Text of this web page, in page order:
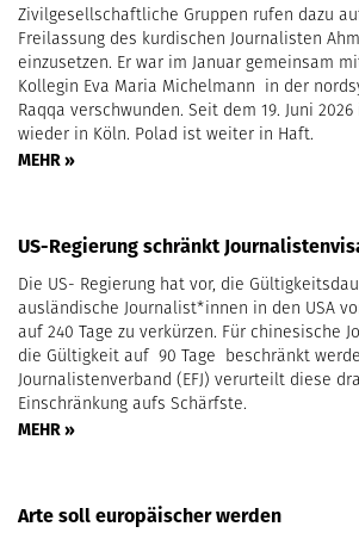
Zivilgesellschaftliche Gruppen rufen dazu
Freilassung des kurdischen Journalisten
einzusetzen. Er war im Januar gemeinsam
Kollegin Eva Maria Michelmann in der
Raqqa verschwunden. Seit dem 19. Juni
wieder in Köln. Polad ist weiter in Haft.
MEHR »
US-Regierung schränkt
Die US- Regierung hat vor, die
ausländische Journalist*innen in den USA
auf 240 Tage zu verkürzen. Für chinesische
die Gültigkeit auf 90 Tage beschränkt
Journalistenverband (EFJ) verurteilt diese
Einschränkung aufs Schärfste.
MEHR »
Arte soll europäischer werden